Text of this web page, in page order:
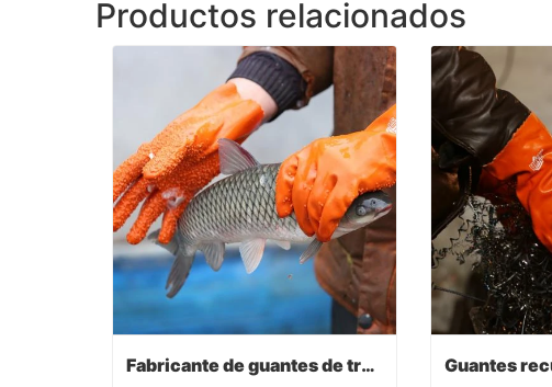
Productos relacionados
Fabricante de guantes de trabajo